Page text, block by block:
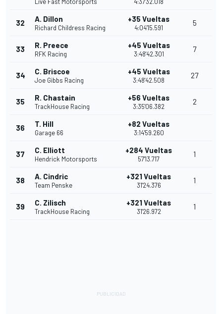
32 A. Dillon
Richard Childress Racing
+35 Vueltas
4:04'15.591
5
33 R. Preece
RFK Racing
+45 Vueltas
3:48'42.301
7
34 C. Briscoe
Joe Gibbs Racing
+45 Vueltas
3:48'42.508
27
35 R. Chastain
TrackHouse Racing
+56 Vueltas
3:35'06.382
2
36 T. Hill
Garage 66
+82 Vueltas
3:14'59.260
37 C. Elliott
Hendrick Motorsports
+284 Vueltas
57'13.717
1
38 A. Cindric
Team Penske
+321 Vueltas
31'24.376
1
39 C. Zilisch
TrackHouse Racing
+321 Vueltas
31'26.972
1